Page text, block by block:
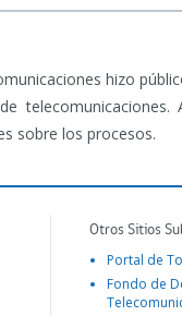
hizo
sobre los procesos.
Otros Sitios
Portal de
Fondo de